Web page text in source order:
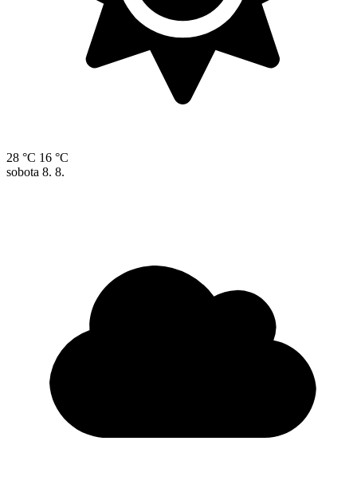
28 °C 16 °C
sobota 8. 8.